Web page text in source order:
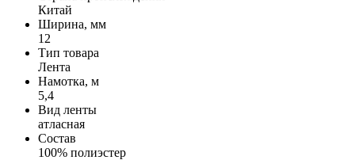
Китай
Ширина, мм
12
Тип товара
Лента
Намотка, м
5,4
Вид ленты
атласная
Состав
100% полиэстер